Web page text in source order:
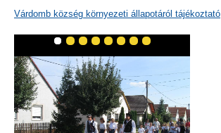
Várdomb község környezeti állapotáról tájékoztató